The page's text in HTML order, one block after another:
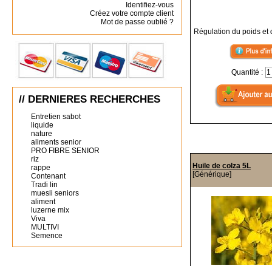
Identifiez-vous
Créez votre compte client
Mot de passe oublié ?
// DERNIERES RECHERCHES
Entretien sabot
liquide
nature
aliments senior
PRO FIBRE SENIOR
riz
rappe
Contenant
Tradi lin
muesli seniors
aliment
luzerne mix
Viva
MULTIVI
Semence
Régulation du poids et
Quantité :
Huile de colza 5L
[Générique]